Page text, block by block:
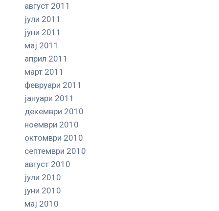
август 2011
јули 2011
јуни 2011
мај 2011
април 2011
март 2011
февруари 2011
јануари 2011
декември 2010
ноември 2010
октомври 2010
септември 2010
август 2010
јули 2010
јуни 2010
мај 2010